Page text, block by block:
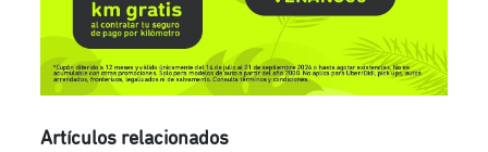
Artículos relacionados